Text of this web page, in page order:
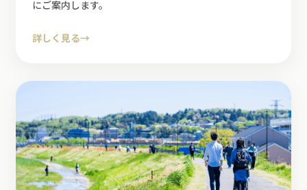
にご案内します。
詳しく見る→